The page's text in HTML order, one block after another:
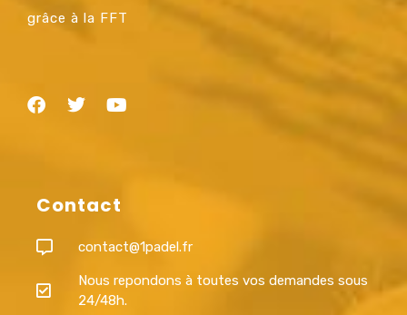
grâce à la FFT
Contact
contact@1padel.fr
Nous repondons à toutes vos demandes sous
24/48h.